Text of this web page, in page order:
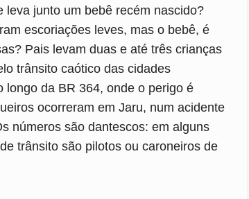
junto um bebê recém nascido?
escoriações leves, mas o bebê, é
Pais levam duas e até três crianças
trânsito caótico das cidades
longo da BR 364, onde o perigo é
ocorreram em Jaru, num acidente
números são dantescos: em alguns
trânsito são pilotos ou caroneiros de